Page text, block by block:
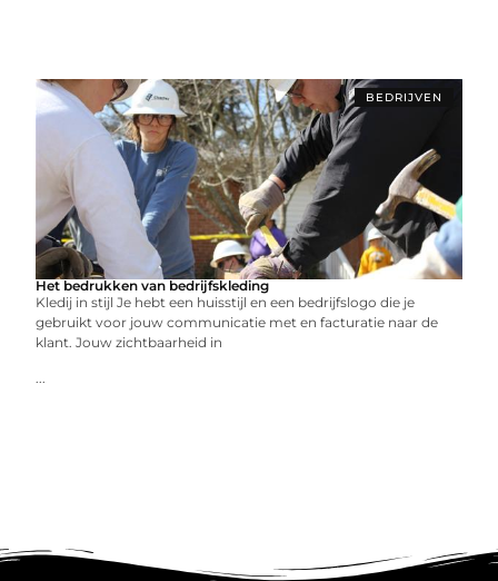
BEDRIJVEN
Het bedrukken van bedrijfskleding
Kledij in stijl Je hebt een huisstijl en een bedrijfslogo die je
gebruikt voor jouw communicatie met en facturatie naar de
klant. Jouw zichtbaarheid in
...